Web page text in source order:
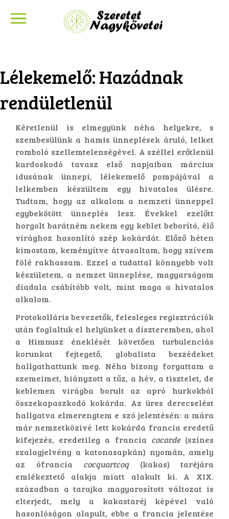
Lélekemelő: Hazádnak
rendületlenül
Kéretlenül is elmegyünk néha helyekre, s
szembesülünk a hamis ünneplések áruló, lelket
romboló szellemtelenségével. A széllel erőtlenül
kardoskodó tavasz első napjaiban március
idusának ünnepi, lélekemelő pompájával a
lelkemben készültem egy hivatalos ülésre.
Tudtam, hogy az alkalom a nemzeti ünneppel
egybekötött ünneplés lesz. Évekkel ezelőtt
horgolt barátném nekem egy keblet beborító, élő
virághoz hasonlító szép kokárdát. Előző héten
kimostam, keményítve átvasaltam, hogy szívem
fölé rakhassam. Ezzel a tudattal könnyebb volt
készületem, a nemzet ünneplése, magyarságom
diadala csábítóbb volt, mint maga a hivatalos
alkalom.
Protokolláris bevezetők, felesleges regisztrációk
után foglaltuk el helyünket a díszteremben, ahol
a Himnusz éneklését követően turbulenciás
korunkat fejtegető, globalista beszédeket
hallgathattunk meg. Néha bizony forgattam a
szemeimet, hiányzott a tűz, a hév, a tisztelet, de
keblemen virágba borult az apró hurkokból
összekapaszkodó kokárda. Az üres derecselést
hallgatva elmerengtem e szó jelentésén: a mára
már nemzetközivé lett kokárda francia eredetű
kifejezés, eredetileg a francia cocarde(színes
szalagjelvény a katonasapkán) nyomán, amely
az ófrancia cocquartcoq(kakas) taréjára
emlékeztető alakja miatt alakult ki. A XIX.
században a tarajka magyarosított változat is
elterjedt, mely a kakastaréj képével való
hasonlóságon alapult, ebbe a francia jelentése